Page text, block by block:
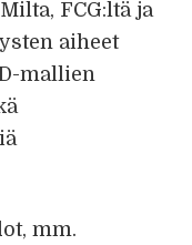
FCG:ltä ja
aiheet
mallien
mm.